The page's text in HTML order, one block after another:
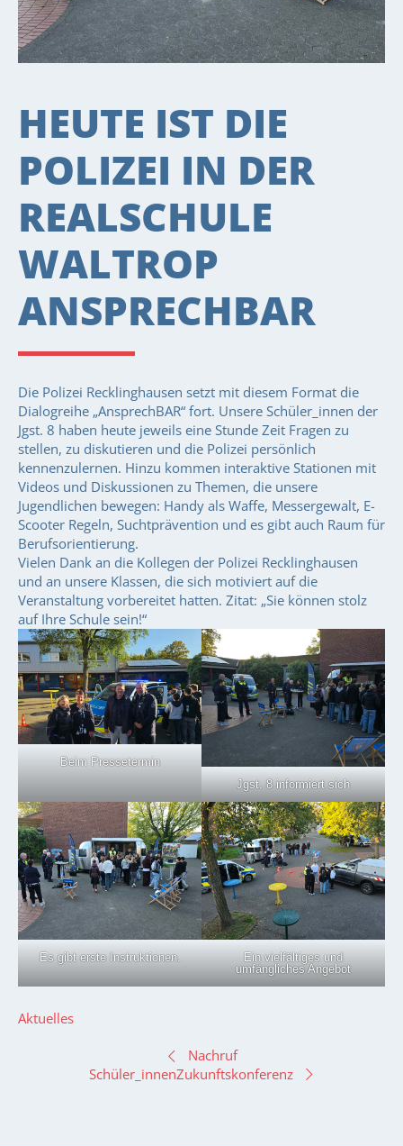
HEUTE IST DIE
POLIZEI IN DER
REALSCHULE
WALTROP
ANSPRECHBAR
Die Polizei Recklinghausen setzt mit diesem Format die
Dialogreihe „AnsprechBAR“ fort. Unsere Schüler_innen der
Jgst. 8 haben heute jeweils eine Stunde Zeit Fragen zu
stellen, zu diskutieren und die Polizei persönlich
kennenzulernen. Hinzu kommen interaktive Stationen mit
Videos und Diskussionen zu Themen, die unsere
Jugendlichen bewegen: Handy als Waffe, Messergewalt, E-
Scooter Regeln, Suchtprävention und es gibt auch Raum für
Berufsorientierung.
Vielen Dank an die Kollegen der Polizei Recklinghausen
und an unsere Klassen, die sich motiviert auf die
Veranstaltung vorbereitet hatten. Zitat: „Sie können stolz
auf Ihre Schule sein!“
Beim Pressetermin
Jgst. 8 informiert sich
Es gibt erste Instruktionen.
Ein vielfältiges und
umfängliches Angebot
Aktuelles
BEITRAGSNAVIGATION
Nachruf
Schüler_innenZukunftskonferenz